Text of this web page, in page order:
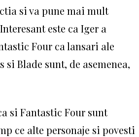
si va pune mai mult
este ca Iger a
Four ca lansari ale
Blade sunt, de asemenea,
si Fantastic Four sunt
ce alte personaje si povesti